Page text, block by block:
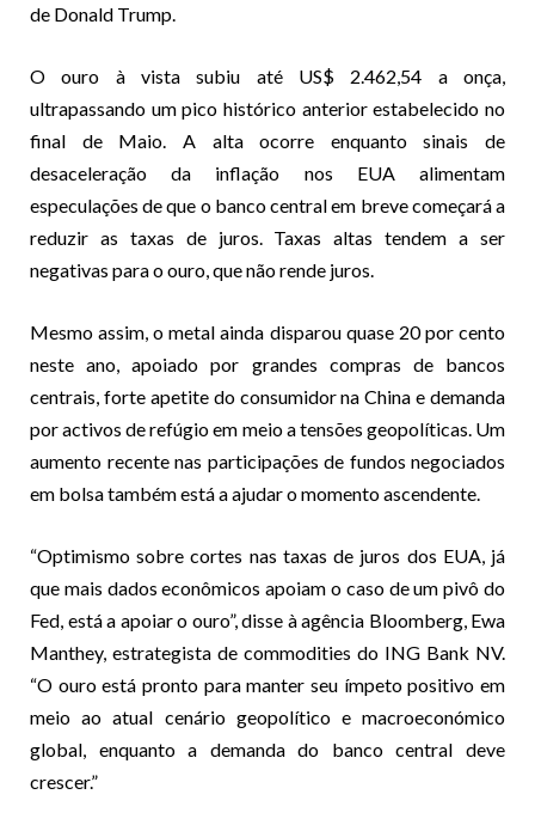
de Donald Trump.
O ouro à vista subiu até US$ 2.462,54 a onça,
ultrapassando um pico histórico anterior estabelecido no
final de Maio. A alta ocorre enquanto sinais de
desaceleração da inflação nos EUA alimentam
especulações de que o banco central em breve começará a
reduzir as taxas de juros. Taxas altas tendem a ser
negativas para o ouro, que não rende juros.
Mesmo assim, o metal ainda disparou quase 20 por cento
neste ano, apoiado por grandes compras de bancos
centrais, forte apetite do consumidor na China e demanda
por activos de refúgio em meio a tensões geopolíticas. Um
aumento recente nas participações de fundos negociados
em bolsa também está a ajudar o momento ascendente.
“Optimismo sobre cortes nas taxas de juros dos EUA, já
que mais dados econômicos apoiam o caso de um pivô do
Fed, está a apoiar o ouro”, disse à agência Bloomberg, Ewa
Manthey, estrategista de commodities do ING Bank NV.
“O ouro está pronto para manter seu ímpeto positivo em
meio ao atual cenário geopolítico e macroeconómico
global, enquanto a demanda do banco central deve
crescer.”